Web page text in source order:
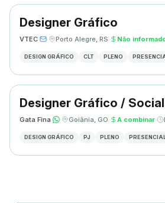
Designer Gráfico
VTEC· · Porto Alegre, RS· Não
DESIGN GRÁFICO CLT PLENO
Designer Gráfico /
Gata Fina· · Goiânia, GO· A combinar·
DESIGN GRÁFICO PJ PLENO